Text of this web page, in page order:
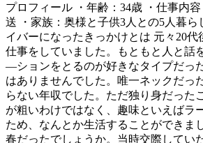
プロフィール ・年齢：34歳 ・仕事内
送 ・家族：奥様と子供3人との5人暮ら
イバーになったきっかけとは 元々20
仕事をしていました。もともと人と話
―ションをとるのが好きなタイプだっ
はありませんでした。唯一ネックだっ
らない年収でした。ただ独り身だった
が粗いわけではなく、趣味といえばラ
ため、なんとか生活することができま
春だったでしょうか。当時交際してい